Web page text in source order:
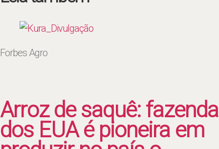
Forbes Agro
Arroz de saquê: fazenda
dos EUA é pioneira em